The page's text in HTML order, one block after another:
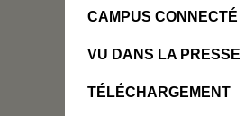
CAMPUS CONNECTÉ
VU DANS LA PRESSE
TÉLÉCHARGEMENT